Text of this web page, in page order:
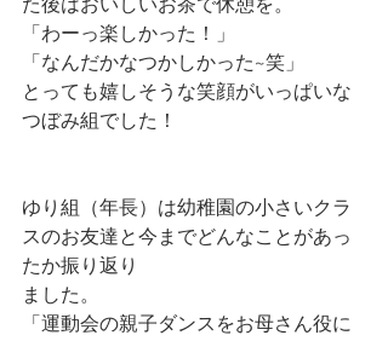
た後はおいしいお茶で休憩を。
「わーっ楽しかった！」
「なんだかなつかしかった~笑」
とっても嬉しそうな笑顔がいっぱいな
つぼみ組でした！
ゆり組（年長）は幼稚園の小さいクラ
スのお友達と今までどんなことがあっ
たか振り返り
ました。
「運動会の親子ダンスをお母さん役に